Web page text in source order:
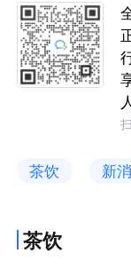
茶饮 新
茶饮